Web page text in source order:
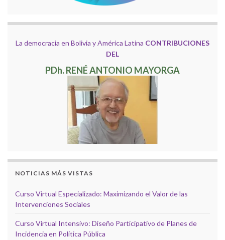
La democracia en Bolivia y América Latina CONTRIBUCIONES
DEL
PDh. RENÉ ANTONIO MAYORGA
NOTICIAS MÁS VISTAS
Curso Virtual Especializado: Maximizando el Valor de las
Intervenciones Sociales
Curso Virtual Intensivo: Diseño Participativo de Planes de
Incidencia en Política Pública